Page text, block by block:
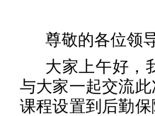
尊敬的各位领
大家上午好，
与大家一起交流
课程设置到后勤